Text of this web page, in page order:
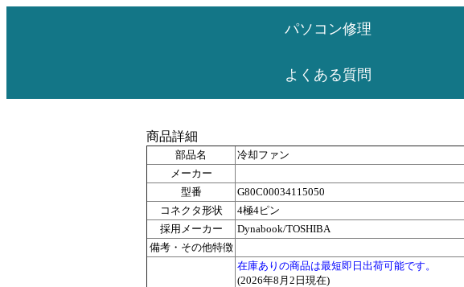
パソコン修理
よくある質問
商品詳細
部品名
冷却ファン
メーカー
型番
G80C00034115050
コネクタ形状
4極4ピン
採用メーカー
Dynabook/TOSHIBA
備考・その他特徴
在庫ありの商品は最短即日出荷可能です。
(2026年8月2日現在)